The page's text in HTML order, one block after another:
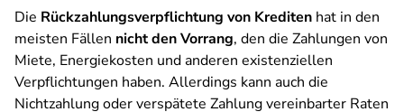
Die Rückzahlungsverpflichtung von Krediten hat in den
meisten Fällen nicht den Vorrang, den die Zahlungen von
Miete, Energiekosten und anderen existenziellen
Verpflichtungen haben. Allerdings kann auch die
Nichtzahlung oder verspätete Zahlung vereinbarter Raten